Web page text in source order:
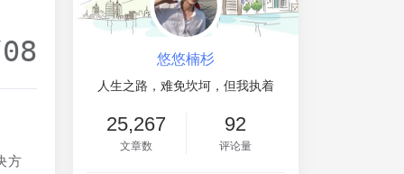
方
悠悠楠杉
人生之路，难免坎坷，但我执着
25,267
文章数
92
评论量